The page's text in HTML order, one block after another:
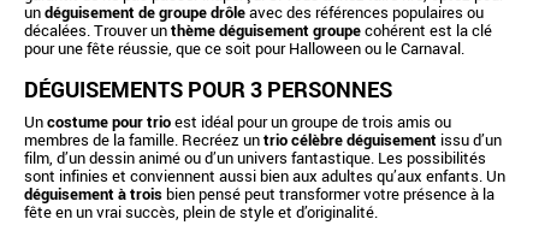
undéguisement de groupe drôleavec des références populaires ou
décalées. Trouver unthème déguisement groupecohérent est la clé
pour une fête réussie, que ce soit pour Halloween ou le Carnaval.
DÉGUISEMENTS POUR 3 PERSONNES
Uncostume pour trioest idéal pour un groupe de trois amis ou
membres de la famille. Recréez untrio célèbre déguisement issu d’un
film, d’un dessin animé ou d’un univers fantastique. Les possibilités
sont infinies et conviennent aussi bien aux adultes qu’aux enfants. Un
déguisement à troisbien pensé peut transformer votre présence à la
fête en un vrai succès, plein de style et d’originalité.